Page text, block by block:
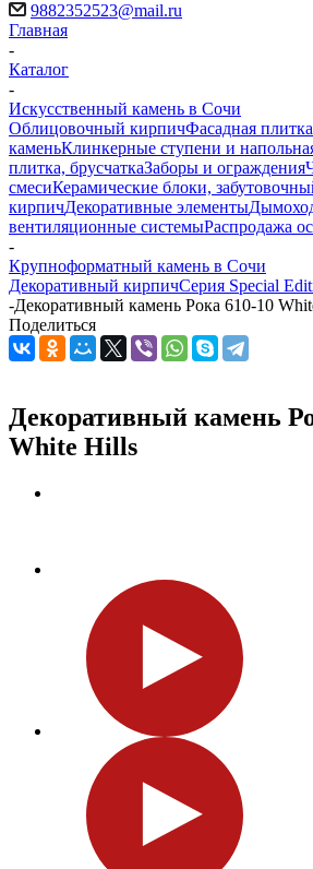
9882352523@mail.ru
Главная
-
Каталог
-
Искусственный камень в Сочи
Облицовочный кирпичФасадная плитка
каменьКлинкерные ступени и
плитка, брусчаткаЗаборы и ограждения
смесиКерамические блоки,
кирпичДекоративные элементы
вентиляционные системыРаспродажа
-
Крупноформатный камень в Сочи
Декоративный кирпичСерия Special
-Декоративный камень Рока 610-10
Поделиться
Декоративный камень
White Hills